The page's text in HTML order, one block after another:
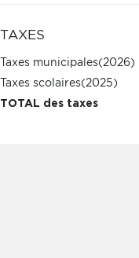
TAXES
Taxes municipales(2026)
Taxes scolaires(2025)
TOTAL des taxes